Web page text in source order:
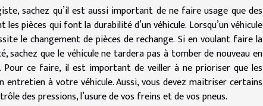
sachez qu’il est aussi important de ne faire usage que des
pièces qui font la durabilité d’un véhicule. Lorsqu’un véhicule
le changement de pièces de rechange. Si en voulant faire la
sachez que le véhicule ne tardera pas à tomber de nouveau en
Pour ce faire, il est important de veiller à ne prioriser que les
entretien à votre véhicule. Aussi, vous devez maitriser certains
des pressions, l’usure de vos freins et de vos pneus.